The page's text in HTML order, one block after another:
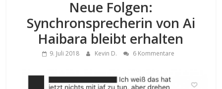
Neue Folgen:
Synchronsprecherin von Ai
Haibara bleibt erhalten
9. Juli 2018 Kevin D. 6 Kommentare